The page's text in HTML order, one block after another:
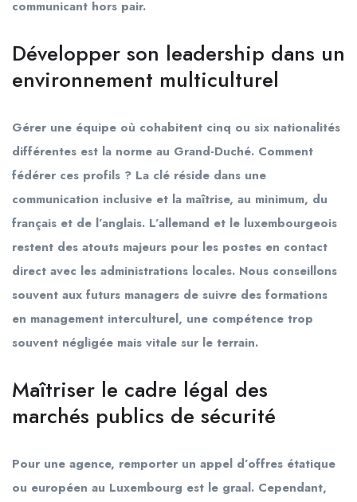
communicant hors pair.
Développer son leadership dans un
environnement multiculturel
Gérer une équipe où cohabitent cinq ou six nationalités
différentes est la norme au Grand-Duché. Comment
fédérer ces profils ? La clé réside dans une
communication inclusive et la maîtrise, au minimum, du
français et de l’anglais. L’allemand et le luxembourgeois
restent des atouts majeurs pour les postes en contact
direct avec les administrations locales. Nous conseillons
souvent aux futurs managers de suivre des formations
en management interculturel, une compétence trop
souvent négligée mais vitale sur le terrain.
Maîtriser le cadre légal des
marchés publics de sécurité
Pour une agence, remporter un appel d’offres étatique
ou européen au Luxembourg est le graal. Cependant,